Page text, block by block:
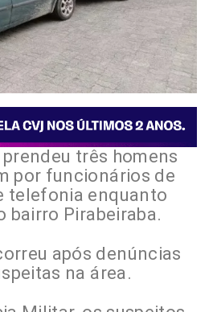
três homens
por funcionários de
telefonia enquanto
bairro Pirabeiraba.
após denúncias
na área.